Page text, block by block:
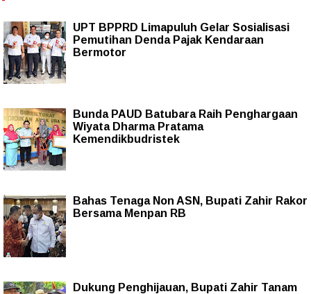
UPT BPPRD Limapuluh Gelar Sosialisasi
Pemutihan Denda Pajak Kendaraan
Bermotor
Bunda PAUD Batubara Raih Penghargaan
Wiyata Dharma Pratama
Kemendikbudristek
Bahas Tenaga Non ASN, Bupati Zahir Rakor
Bersama Menpan RB
Dukung Penghijauan, Bupati Zahir Tanam